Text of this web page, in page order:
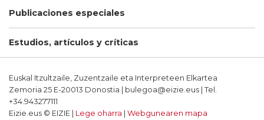
Publicaciones especiales
Estudios, artículos y críticas
Euskal Itzultzaile, Zuzentzaile eta Interpreteen Elkartea
Zemoria 25 E-20013 Donostia | bulegoa@eizie.eus | Tel.
+34.943277111
Eizie.eus © EIZIE | Lege oharra Webgunearen mapa